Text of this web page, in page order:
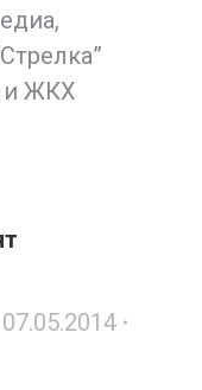
и ЖКХ
07.05.2014